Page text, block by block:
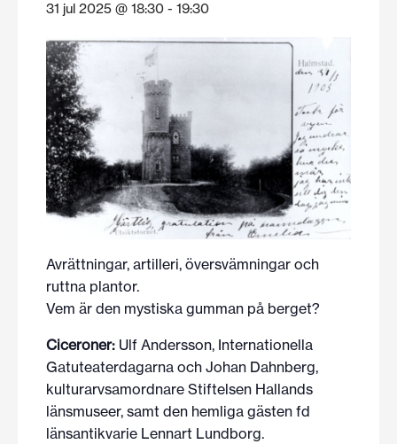
31 jul 2025 @ 18:30 - 19:30
Avrättningar, artilleri, översvämningar och
ruttna plantor.
Vem är den mystiska gumman på berget?
Ciceroner: Ulf Andersson, Internationella
Gatuteaterdagarna och Johan Dahnberg,
kulturarvsamordnare Stiftelsen Hallands
länsmuseer, samt den hemliga gästen fd
länsantikvarie Lennart Lundborg.